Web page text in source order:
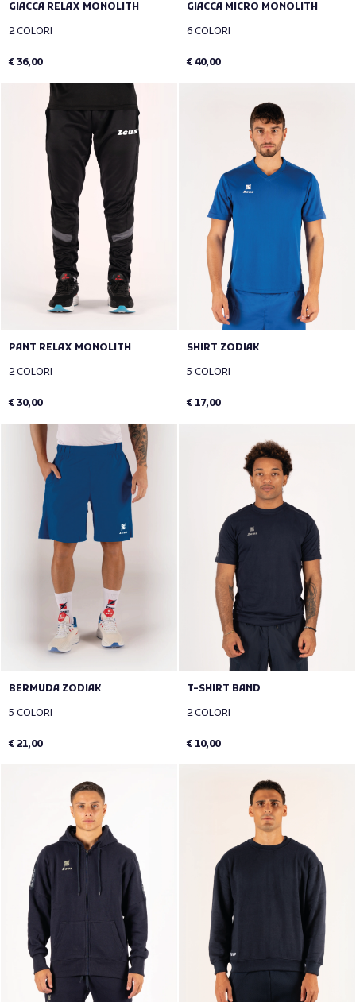
GIACCA RELAX MONOLITH
2 COLORI
€ 36,00
GIACCA MICRO MONOLITH
6 COLORI
€ 40,00
PANT RELAX MONOLITH
2 COLORI
€ 30,00
SHIRT ZODIAK
5 COLORI
€ 17,00
BERMUDA ZODIAK
5 COLORI
€ 21,00
T-SHIRT BAND
2 COLORI
€ 10,00